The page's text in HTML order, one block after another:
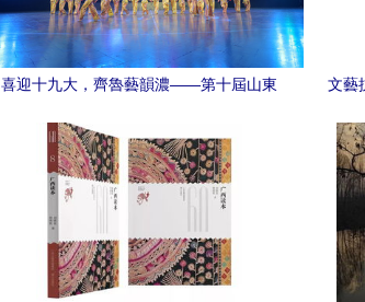
喜迎十九大，齊魯藝韻濃——第十屆山東
滿舉辦
文藝